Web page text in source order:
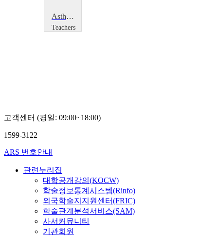
Asthma on the Run: The Effect of Asthma on the Airways
Teachers
고객센터 (평일: 09:00~18:00)
1599-3122
ARS 번호안내
관련누리집
대학공개강의(KOCW)
학술정보통계시스템(Rinfo)
외국학술지지원센터(FRIC)
학술관계분석서비스(SAM)
사서커뮤니티
기관회원